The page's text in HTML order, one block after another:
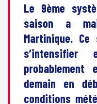
Le 9ème
saison a
Martinique.
probablement
demain en
conditions